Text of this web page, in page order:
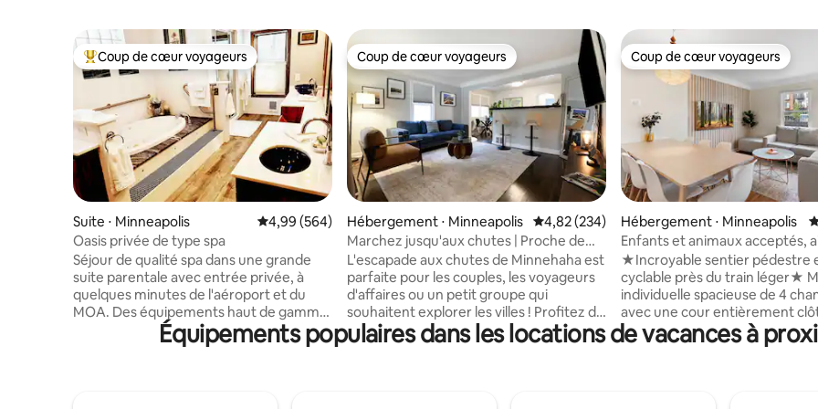
Coups de cœur voyageurs les plus appréciés
Coup de cœur voyageurs
Suite ⋅ Minneapolis Évaluation moyenne sur la base de 564 commentaires : 4,99 sur 5
4,99 (564)
Oasis privée de type spa
Séjour de qualité spa dans une grande
suite parentale avec entrée privée, à
quelques minutes de l'aéroport et du
MOA. Des équipements haut de gamme
que vous ne trouverez pas dans la
plupart des hôtels, rien que pour vous !
Coup de cœur voyageurs
Coup de cœur voyageurs
Hébergement ⋅ Minneapolis Évaluation moyenne sur la base de 234
4,82 (234)
Marchez jusqu'aux chutes | Proche de
tout | Cour arrière clôturée
L'escapade aux chutes de Minnehaha est
parfaite pour les couples, les voyageurs
d'affaires ou un petit groupe qui
souhaitent explorer les villes ! Profitez de
cette élégante chambre près de
l'épicerie, des restaurants, des
Coup de cœur voyageurs
Coup de cœur voyageurs
Hébergement ⋅ Minneapolis
Enfants et animaux acceptés,
jeux, karaoké, paradis du vélo
★Incroyable sentier pédestre
cyclable près du train léger★ Maison
individuelle spacieuse de 4
avec une cour entièrement
dans un emplacement de
et buanderie gratuits inclus.
Équipements populaires dans les locations de vacances à